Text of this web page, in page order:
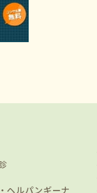
ヘルパンギーナ